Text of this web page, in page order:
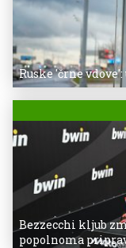
Ruske 'črne
Bezzecchi kljub
popolnoma